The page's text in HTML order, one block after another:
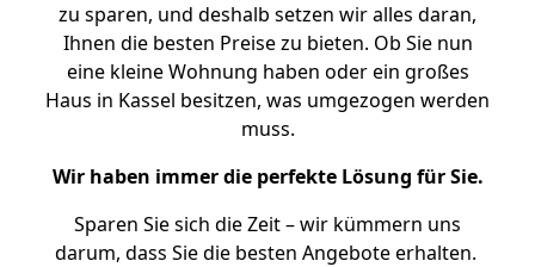
zu sparen, und deshalb setzen wir alles daran,
Ihnen die besten Preise zu bieten. Ob Sie nun
eine kleine Wohnung haben oder ein großes
Haus in Kassel besitzen, was umgezogen werden
muss.
Wir haben immer die perfekte Lösung für Sie.
Sparen Sie sich die Zeit – wir kümmern uns
darum, dass Sie die besten Angebote erhalten.